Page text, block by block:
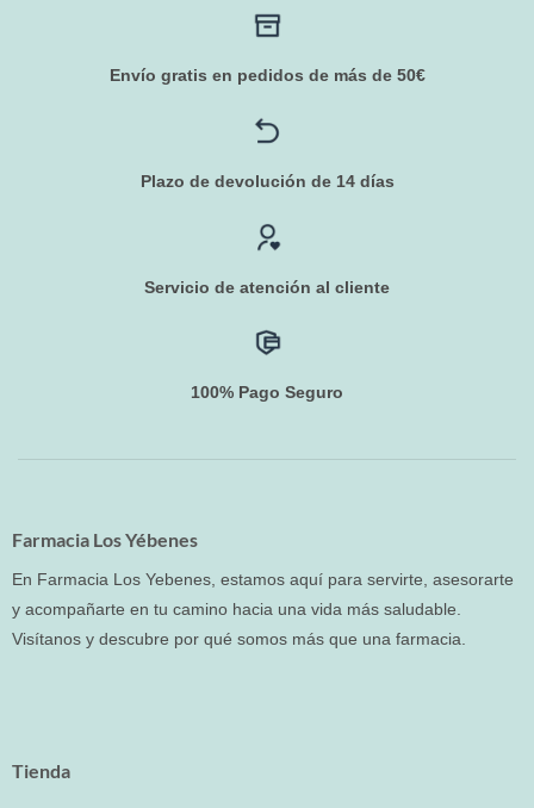
Envío gratis en pedidos de más de 50€
Plazo de devolución de 14 días
Servicio de atención al cliente
100% Pago Seguro
Farmacia Los Yébenes
En Farmacia Los Yebenes, estamos aquí para servirte, asesorarte
y acompañarte en tu camino hacia una vida más saludable.
Visítanos y descubre por qué somos más que una farmacia.
Tienda